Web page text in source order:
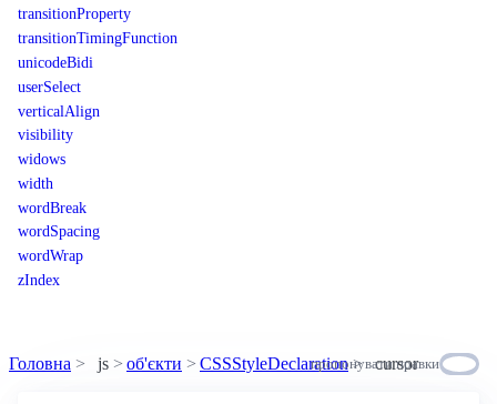
transitionProperty
transitionTimingFunction
unicodeBidi
userSelect
verticalAlign
visibility
widows
width
wordBreak
wordSpacing
wordWrap
zIndex
Головна js об'єкти CSSStyleDeclaration cursor
пропонувати правки